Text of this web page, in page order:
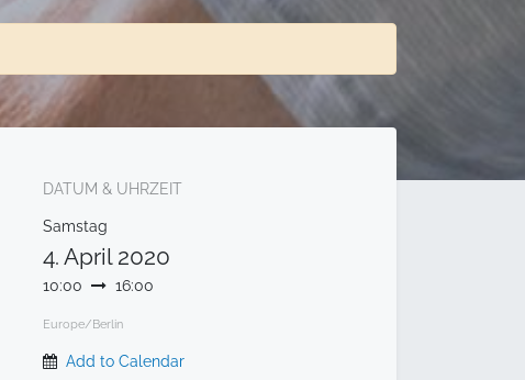
DATUM & UHRZEIT
Samstag
4. April 2020
10:00 16:00
Europe/Berlin
Add to Calendar